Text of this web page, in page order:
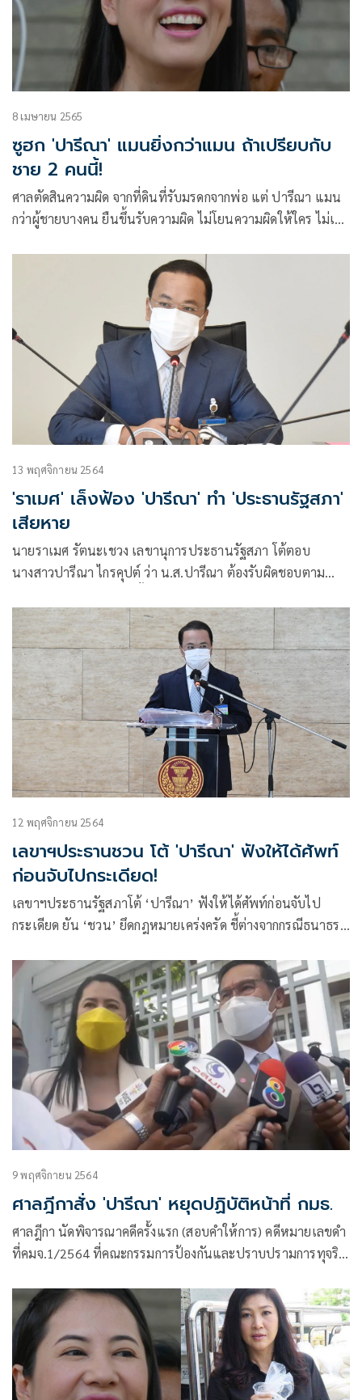
8 เมษายน 2565
ซูฮก 'ปารีณา' แมนยิ่งกว่าแมน ถ้าเปรียบกับ
ชาย 2 คนนี้!
ศาลตัดสินความผิด จากที่ดินที่รับมรดกจากพ่อ แต่ ปารีณา แมน
กว่าผู้ชายบางคน ยืนขึ้นรับความผิด ไม่โยนความผิดให้ใคร ไม่เคย
13 พฤศจิกายน 2564
'ราเมศ' เล็งฟ้อง 'ปารีณา' ทำ 'ประธานรัฐสภา'
เสียหาย
นายราเมศ รัตนะเชวง เลขานุการประธานรัฐสภา โต้ตอบ
นางสาวปารีณา ไกรคุปต์ ว่า น.ส.ปารีณา ต้องรับผิดชอบตาม
ประธานรัฐสภา ให้เกิดความเสียหาย
12 พฤศจิกายน 2564
เลขาฯประธานชวน โต้ 'ปารีณา' ฟังให้ได้ศัพท์
ก่อนจับไปกระเดียด!
เลขาฯประธานรัฐสภาโต้ ‘ปารีณา’ ฟังให้ได้ศัพท์ก่อนจับไป
กระเดียด ยัน ‘ชวน’ ยึดกฎหมายเคร่งครัด ชี้ต่างจากกรณีธนาธร
9 พฤศจิกายน 2564
ศาลฎีกาสั่ง 'ปารีณา' หยุดปฏิบัติหน้าที่ กมธ.
ศาลฎีกา นัดพิจารณาคดีครั้งแรก (สอบคำให้การ) คดีหมายเลขดำ
ที่คมจ.1/2564 ที่คณะกรรมการป้องกันและปราบปรามการทุจริต